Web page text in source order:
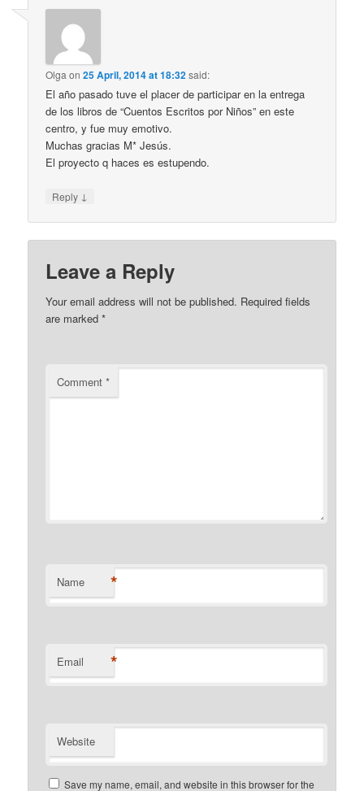
Olga on25 April, 2014 at 18:32said:
El año pasado tuve el placer de participar en la entrega
de los libros de “Cuentos Escritos por Niños” en este
centro, y fue muy emotivo.
Muchas gracias M* Jesús.
El proyecto q haces es estupendo.
Reply ↓
Leave a Reply
Your email address will not be published. Required fields
are marked*
Comment*
Name *
Email *
Website
Save my name, email, and website in this browser for the